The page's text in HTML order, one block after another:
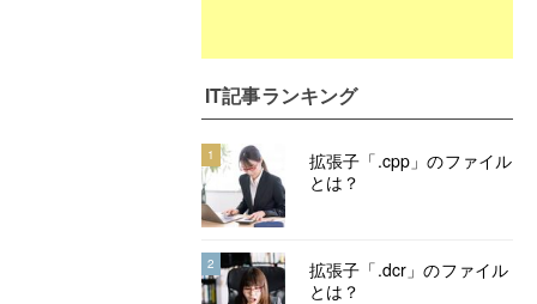
IT記事ランキング
1
拡張子「.cpp」のファイル
とは？
2
拡張子「.dcr」のファイル
とは？